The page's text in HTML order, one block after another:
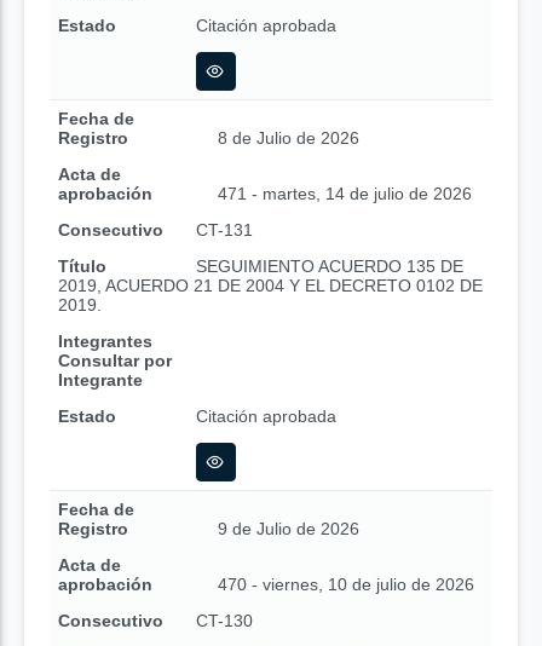
Estado
Citación aprobada
Fecha de
Registro
8 de Julio de 2026
Acta de
aprobación
471 - martes, 14 de julio de 2026
Consecutivo
CT-131
Título
SEGUIMIENTO ACUERDO 135 DE
2019, ACUERDO 21 DE 2004 Y EL DECRETO 0102 DE
2019.
Integrantes
Consultar por
Integrante
Estado
Citación aprobada
Fecha de
Registro
9 de Julio de 2026
Acta de
aprobación
470 - viernes, 10 de julio de 2026
Consecutivo
CT-130